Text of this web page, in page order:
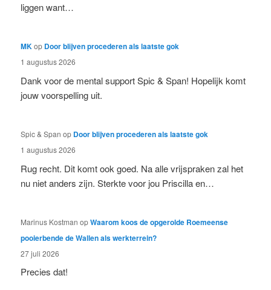
liggen want…
MKop Door blijven procederen als laatste gok
1 augustus 2026
Dank voor de mental support Spic & Span! Hopelijk komt
jouw voorspelling uit.
Spic & Span op Door blijven procederen als laatste gok
1 augustus 2026
Rug recht. Dit komt ook goed. Na alle vrijspraken zal het
nu niet anders zijn. Sterkte voor jou Priscilla en…
Marinus Kostman opWaarom koos de opgerolde Roemeense
pooierbende de Wallen als werkterrein?
27 juli 2026
Precies dat!